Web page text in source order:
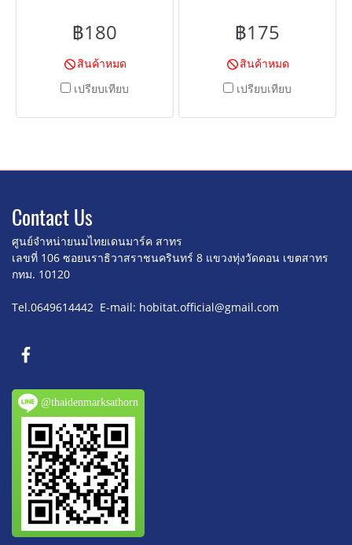
฿180
สินค้าหมด
เปรียบเทียบ
฿175
สินค้าหมด
เปรียบเทียบ
Contact Us
ศูนย์จำหน่ายนมไทยเดนมาร์ค สาทร
เลขที่ 106 ซอยนราธิวาสราชนครินทร์ 8 แขวงทุ่งวัดดอน เขตสาทร
กทม. 10120
Tel.0649614442 E-mail: hobitat.official@gmail.com
@thaidenmarksathorn